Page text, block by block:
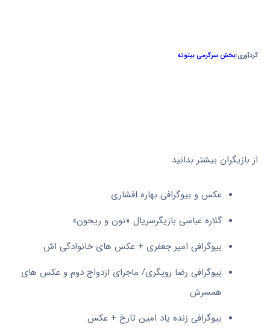
گردآوری:بخش سرگرمی بیتوته
از بازیگران بیشتر بدانید
عکس و بیوگرافی بهاره افشاری
گلاره عباسی بازیگرسریال «نون و ریحون»
بیوگرافی امیر جعفری + عکس های خانوادگی اش
بیوگرافی رضا رویگری/ ماجرای ازدواج دوم و عکس های
همسرش
بیوگرافی زنده یاد امین تارخ + عکس